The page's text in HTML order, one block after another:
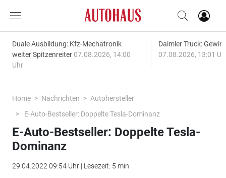
Duale Ausbildung: Kfz-Mechatronik
weiter Spitzenreiter 07.08.2026, 14:00
Uhr
Daimler Truck:
07.08.2026, 13:01
Home Nachrichten
Autohersteller
E-Auto-Bestseller: Doppelte Tesla-Dominanz
E-Auto-Bestseller: Doppelte Tesla-
Dominanz
29.04.2022 09:54 Uhr | Lesezeit: 5 min